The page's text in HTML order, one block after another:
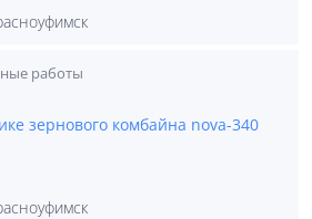
работы
зернового комбайна nova-340